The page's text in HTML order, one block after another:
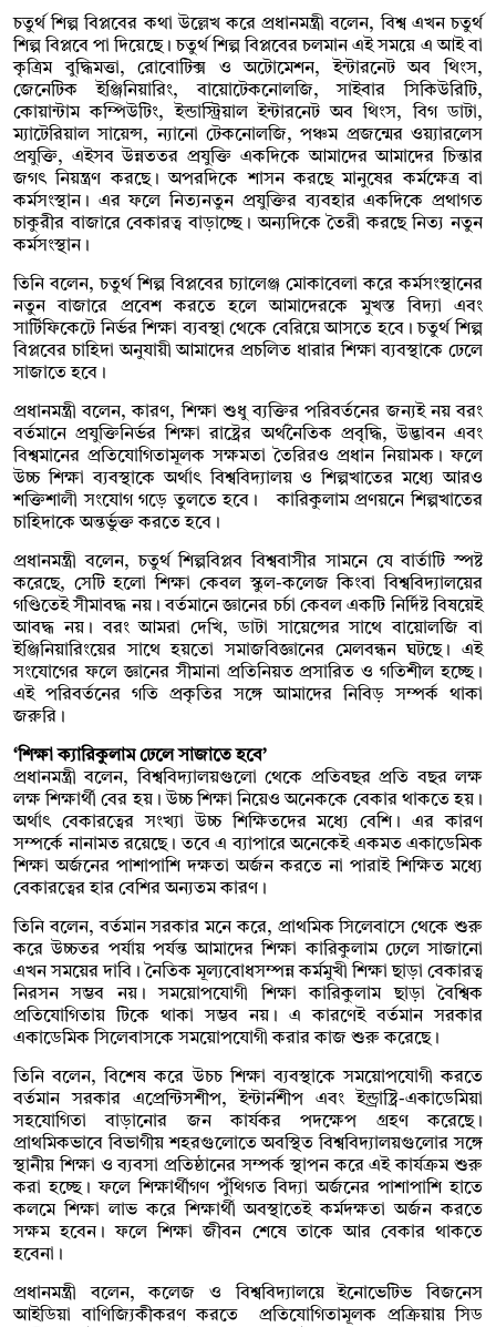
চতুর্থ শিল্প বিপ্লবের কথা উল্লেখ করে প্রধানমন্ত্রী বলেন, বিশ্ব এখন চতুর্থ
শিল্প বিপ্লবে পা দিয়েছে। চতুর্থ শিল্প বিপ্লবের চলমান এই সময়ে এ আই বা
কৃত্রিম বুদ্ধিমত্তা, রোবোটিক্স ও অটোমেশন, ইন্টারনেট অব থিংস,
জেনেটিক ইঞ্জিনিয়ারিং, বায়োটেকনোলজি, সাইবার সিকিউরিটি,
কোয়ান্টাম কম্পিউটিং, ইন্ডাস্ট্রিয়াল ইন্টারনেট অব থিংস, বিগ ডাটা,
ম্যাটেরিয়াল সায়েন্স, ন্যানো টেকনোলজি, পঞ্চম প্রজন্মের ওয়্যারলেস
প্রযুক্তি, এইসব উন্নততর প্রযুক্তি একদিকে আমাদের আমাদের চিন্তার
জগৎ নিয়ন্ত্রণ করছে। অপরদিকে শাসন করছে মানুষের কর্মক্ষেত্র বা
কর্মসংস্থান। এর ফলে নিত্যনতুন প্রযুক্তির ব্যবহার একদিকে প্রথাগত
চাকুরীর বাজারে বেকারত্ব বাড়াচ্ছে। অন্যদিকে তৈরী করছে নিত্য নতুন
কর্মসংস্থান।
তিনি বলেন, চতুর্থ শিল্প বিপ্লবের চ্যালেঞ্জ মোকাবেলা করে কর্মসংস্থানের
নতুন বাজারে প্রবেশ করতে হলে আমাদেরকে মুখস্ত বিদ্যা এবং
সার্টিফিকেটে নির্ভর শিক্ষা ব্যবস্থা থেকে বেরিয়ে আসতে হবে। চতুর্থ শিল্প
বিপ্লবের চাহিদা অনুযায়ী আমাদের প্রচলিত ধারার শিক্ষা ব্যবস্থাকে ঢেলে
সাজাতে হবে।
প্রধানমন্ত্রী বলেন, কারণ, শিক্ষা শুধু ব্যক্তির পরিবর্তনের জন্যই নয় বরং
বর্তমানে প্রযুক্তিনির্ভর শিক্ষা রাষ্ট্রের অর্থনৈতিক প্রবৃদ্ধি, উদ্ভাবন এবং
বিশ্বমানের প্রতিযোগিতামূলক সক্ষমতা তৈরিরও প্রধান নিয়ামক। ফলে
উচ্চ শিক্ষা ব্যবস্থাকে অর্থাৎ বিশ্ববিদ্যালয় ও শিল্পখাতের মধ্যে আরও
শক্তিশালী সংযোগ গড়ে তুলতে হবে। কারিকুলাম প্রণয়নে শিল্পখাতের
চাহিদাকে অন্তর্ভুক্ত করতে হবে।
প্রধানমন্ত্রী বলেন, চতুর্থ শিল্পবিপ্লব বিশ্ববাসীর সামনে যে বার্তাটি স্পষ্ট
করেছে, সেটি হলো শিক্ষা কেবল স্কুল-কলেজ কিংবা বিশ্ববিদ্যালয়ের
গণ্ডিতেই সীমাবদ্ধ নয়। বর্তমানে জ্ঞানের চর্চা কেবল একটি নির্দিষ্ট বিষয়েই
আবদ্ধ নয়। বরং আমরা দেখি, ডাটা সায়েন্সের সাথে বায়োলজি বা
ইঞ্জিনিয়ারিংয়ের সাথে হয়তো সমাজবিজ্ঞানের মেলবন্ধন ঘটছে। এই
সংযোগের ফলে জ্ঞানের সীমানা প্রতিনিয়ত প্রসারিত ও গতিশীল হচ্ছে।
এই পরিবর্তনের গতি প্রকৃতির সঙ্গে আমাদের নিবিড় সম্পর্ক থাকা
জরুরি।
‘শিক্ষা ক্যারিকুলাম ঢেলে সাজাতে হবে’
প্রধানমন্ত্রী বলেন, বিশ্ববিদ্যালয়গুলো থেকে প্রতিবছর প্রতি বছর লক্ষ
লক্ষ শিক্ষার্থী বের হয়। উচ্চ শিক্ষা নিয়েও অনেককে বেকার থাকতে হয়।
অর্থাৎ বেকারত্বের সংখ্যা উচ্চ শিক্ষিতদের মধ্যে বেশি। এর কারণ
সম্পর্কে নানামত রয়েছে। তবে এ ব্যাপারে অনেকেই একমত একাডেমিক
শিক্ষা অর্জনের পাশাপাশি দক্ষতা অর্জন করতে না পারাই শিক্ষিত মধ্যে
বেকারত্বের হার বেশির অন্যতম কারণ।
তিনি বলেন, বর্তমান সরকার মনে করে, প্রাথমিক সিলেবাসে থেকে শুরু
করে উচ্চতর পর্যায় পর্যন্ত আমাদের শিক্ষা কারিকুলাম ঢেলে সাজানো
এখন সময়ের দাবি। নৈতিক মূল্যবোধসম্পন্ন কর্মমুখী শিক্ষা ছাড়া বেকারত্ব
নিরসন সম্ভব নয়। সময়োপযোগী শিক্ষা কারিকুলাম ছাড়া বৈশ্বিক
প্রতিযোগিতায় টিকে থাকা সম্ভব নয়। এ কারণেই বর্তমান সরকার
একাডেমিক সিলেবাসকে সময়োপযোগী করার কাজ শুরু করেছে।
তিনি বলেন, বিশেষ করে উচচ শিক্ষা ব্যবস্থাকে সময়োপযোগী করতে
বর্তমান সরকার এপ্রেন্টিসশীপ, ইন্টার্নশীপ এবং ইন্ড্রাষ্ট্রি-একাডেমিয়া
সহযোগিতা বাড়ানোর জন কার্যকর পদক্ষেপ গ্রহণ করেছে।
প্রাথমিকভাবে বিভাগীয় শহরগুলোতে অবস্থিত বিশ্ববিদ্যালয়গুলোর সঙ্গে
স্থানীয় শিক্ষা ও ব্যবসা প্রতিষ্ঠানের সম্পর্ক স্থাপন করে এই কার্যক্রম শুরু
করা হচ্ছে। ফলে শিক্ষার্থীগণ পুঁথিগত বিদ্যা অর্জনের পাশাপাশি হাতে
কলমে শিক্ষা লাভ করে শিক্ষার্থী অবস্থাতেই কর্মদক্ষতা অর্জন করতে
সক্ষম হবেন। ফলে শিক্ষা জীবন শেষে তাকে আর বেকার থাকতে
হবেনা।
প্রধানমন্ত্রী বলেন, কলেজ ও বিশ্ববিদ্যালয়ে ইনোভেটিভ বিজনেস
আইডিয়া বাণিজ্যিকীকরণ করতে প্রতিযোগিতামূলক প্রক্রিয়ায় সিড